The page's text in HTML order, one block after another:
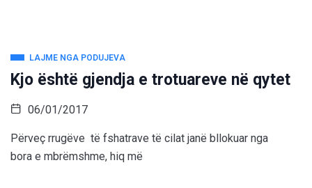
LAJME NGA PODUJEVA
Kjo është gjendja e trotuareve në qytet
06/01/2017
Përveç rrugëve të fshatrave të cilat janë bllokuar nga
bora e mbrëmshme, hiq më